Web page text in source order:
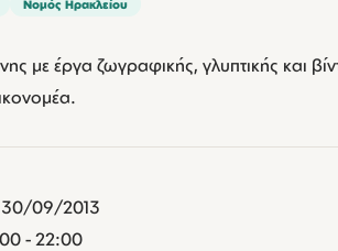
Νομός Ηρακλείου
με έργα ζωγραφικής, γλυπτικής και
30/09/2013
- 22:00